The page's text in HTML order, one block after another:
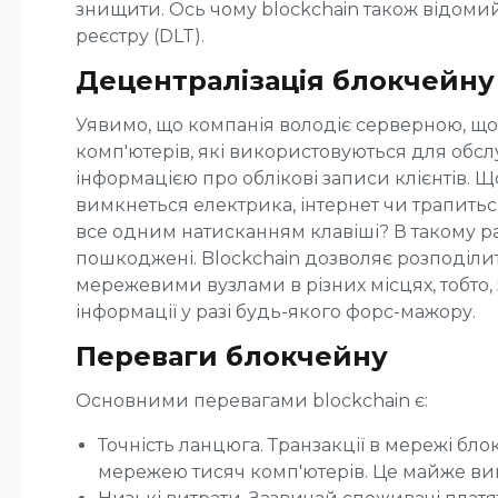
знищити. Ось чому blockchain також відомий
реєстру (DLT).
Децентралізація блокчейну
Уявимо, що компанія володіє серверною, що
комп'ютерів, які використовуються для
інформацією про облікові записи клієнтів.
вимкнеться електрика, інтернет чи
все одним натисканням клавіші? В такому
пошкоджені. Blockchain дозволяє
мережевими вузлами в різних місцях,
інформації у разі будь-якого форс-мажору.
Переваги блокчейну
Основними перевагами blockchain є:
Точність ланцюга. Транзакції в мережі
мережею тисяч комп'ютерів. Це майже